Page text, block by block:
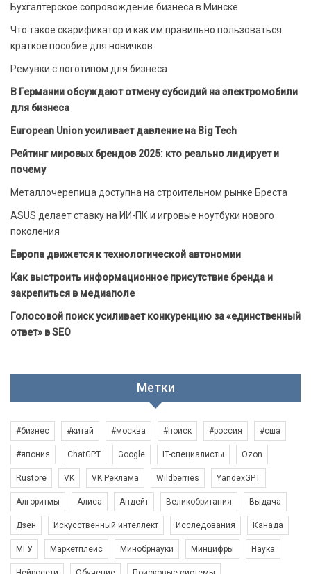
Бухгалтерское сопровождение бизнеса в Минске
Что такое скарификатор и как им правильно пользоваться:
краткое пособие для новичков
Ремувки с логотипом для бизнеса
В Германии обсуждают отмену субсидий на электромобили
для бизнеса
European Union усиливает давление на Big Tech
Рейтинг мировых брендов 2025: кто реально лидирует и
почему
Металлочерепица доступна на строительном рынке Бреста
ASUS делает ставку на ИИ-ПК и игровые ноутбуки нового
поколения
Европа движется к технологической автономии
Как выстроить информационное присутствие бренда и
закрепиться в медиаполе
Голосовой поиск усиливает конкуренцию за «единственный
ответ» в SEO
Метки
#бизнес #китай #москва #поиск #россия #сша
#япония ChatGPT Google IT-специалисты Ozon
Rustore VK VK Реклама Wildberries YandexGPT
Алгоритмы Алиса Апдейт Великобритания Выдача
Дзен Искусственный интеллект Исследования Канада
МГУ Маркетплейс Минобрнауки Минцифры Наука